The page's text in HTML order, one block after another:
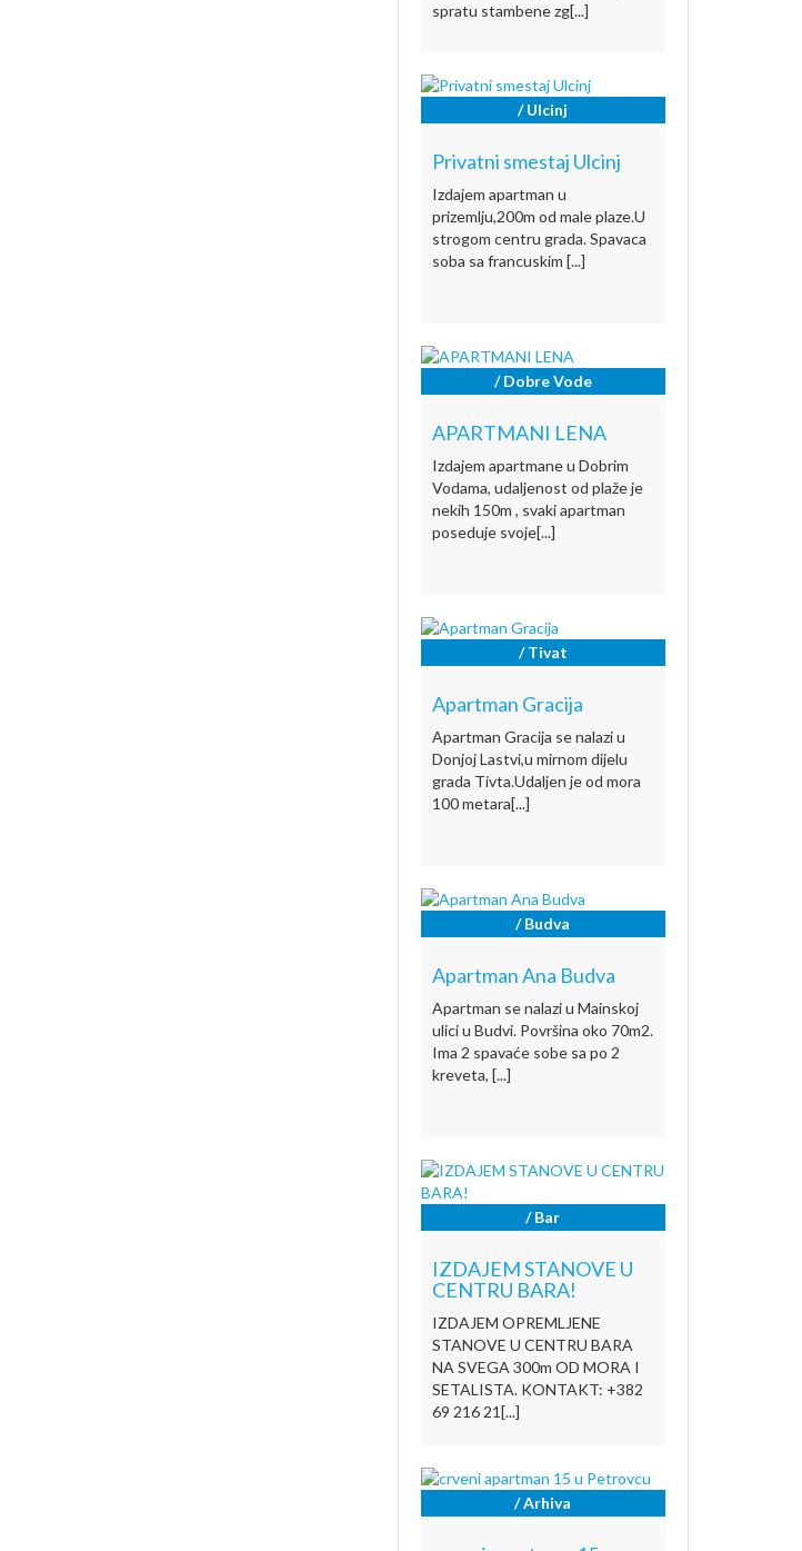
spratu stambene zg[...]
/ Ulcinj
Privatni smestaj Ulcinj
Izdajem apartman u
prizemlju,200m od male plaze.U
strogom centru grada. Spavaca
soba sa francuskim [...]
/ Dobre Vode
APARTMANI LENA
Izdajem apartmane u Dobrim
Vodama, udaljenost od plaže je
nekih 150m , svaki apartman
poseduje svoje[...]
/ Tivat
Apartman Gracija
Apartman Gracija se nalazi u
Donjoj Lastvi,u mirnom dijelu
grada Tivta.Udaljen je od mora
100 metara[...]
/ Budva
Apartman Ana Budva
Apartman se nalazi u Mainskoj
ulici u Budvi. Površina oko 70m2.
Ima 2 spavaće sobe sa po 2
kreveta, [...]
/ Bar
IZDAJEM STANOVE U
CENTRU BARA!
IZDAJEM OPREMLJENE
STANOVE U CENTRU BARA
NA SVEGA 300m OD MORA I
SETALISTA. KONTAKT: +382
69 216 21[...]
/ Arhiva